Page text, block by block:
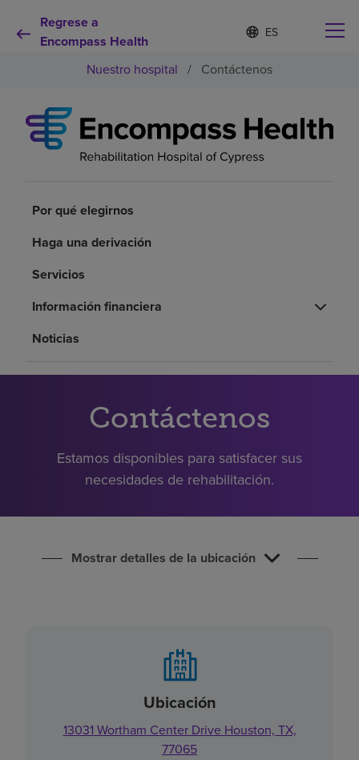
Regrese a
Encompass Health
Lista
de
contraída
d
o
s
e
e
Por qué debe elegirnos
Recursos de salud
Pagar mi factura
Nuestro hospital / Contáctenos
Por qué elegirnos
Haga una derivación
Servicios
Información financiera
Noticias
Contáctenos
Estamos disponibles para satisfacer sus
necesidades de rehabilitación.
Mostrar detalles de la ubicación
Ubicación
13031 Wortham Center Drive Houston, TX,
77065